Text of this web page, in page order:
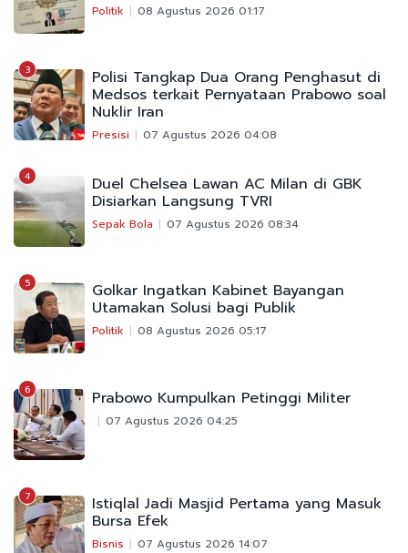
Politik 08 Agustus 2026 01:17
3 Polisi Tangkap Dua Orang Penghasut di
Medsos terkait Pernyataan Prabowo soal
Nuklir Iran
Presisi 07 Agustus 2026 04:08
4 Duel Chelsea Lawan AC Milan di GBK
Disiarkan Langsung TVRI
Sepak Bola 07 Agustus 2026 08:34
5 Golkar Ingatkan Kabinet Bayangan
Utamakan Solusi bagi Publik
Politik 08 Agustus 2026 05:17
6 Prabowo Kumpulkan Petinggi Militer
07 Agustus 2026 04:25
7 Istiqlal Jadi Masjid Pertama yang Masuk
Bursa Efek
Bisnis 07 Agustus 2026 14:07